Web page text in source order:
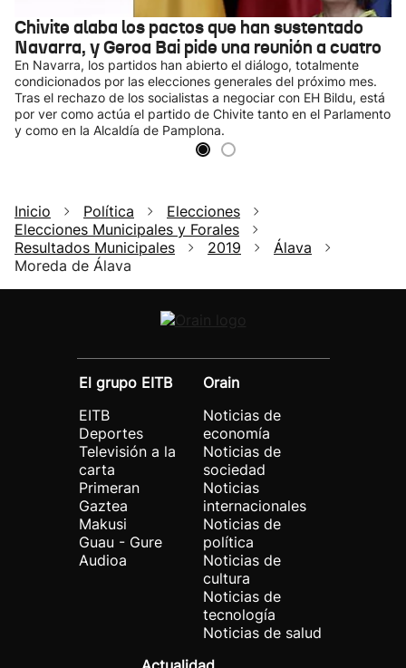
Chivite alaba los pactos que han sustentado
Navarra, y Geroa Bai pide una reunión a cuatro
En Navarra, los partidos han abierto el diálogo, totalmente
condicionados por las elecciones generales del próximo mes.
Tras el rechazo de los socialistas a negociar con EH Bildu, está
por ver como actúa el partido de Chivite tanto en el Parlamento
y como en la Alcaldía de Pamplona.
Inicio Política
Elecciones
Elecciones Municipales y Forales
Resultados Municipales
2019
Álava
Moreda de Álava
El grupo EITB
EITB
Deportes
Televisión a la
carta
Primeran
Gaztea
Makusi
Guau - Gure
Audioa
Orain
Noticias de
economía
Noticias de
sociedad
Noticias
internacionales
Noticias de
política
Noticias de
cultura
Noticias de
tecnología
Noticias de salud